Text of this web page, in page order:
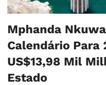
Mphanda
Calendário Para
US$13,98 Mil
Estado